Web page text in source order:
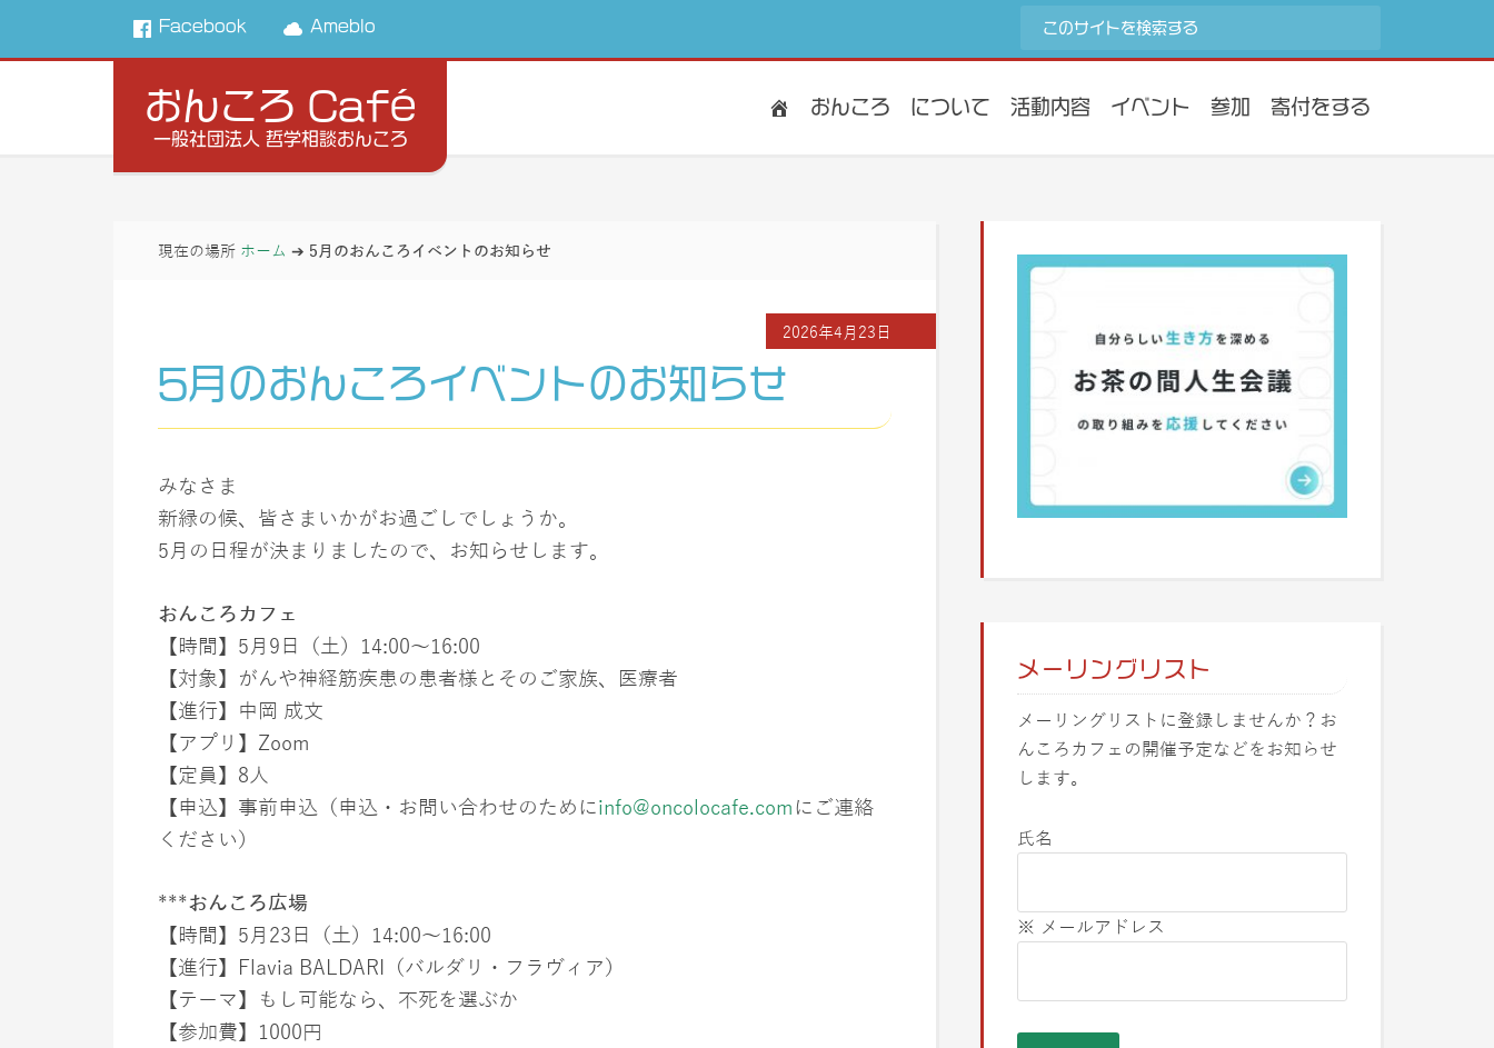
Facebook Ameblo
おんころ Café
一般社団法人 哲学相談おんころ
おんころ について 活動内容 イベント 参加 寄付をする
現在の場所 ホーム ➔ 5月のおんころイベントのお知らせ
2026年4月23日
5月のおんころイベントのお知らせ
みなさま
新緑の候、皆さまいかがお過ごしでしょうか。
5月の日程が決まりましたので、お知らせします。
おんころカフェ
【時間】5月9日（土）14:00〜16:00
【対象】がんや神経筋疾患の患者様とそのご家族、医療者
【進行】中岡 成文
【アプリ】Zoom
【定員】 8人
【申込】 事前申込（申込・お問い合わせのためにinfo@oncolocafe.comにご連絡
ください）
***おんころ広場
【時間】5月23日（土）14:00〜16:00
【進行】Flavia BALDARI（バルダリ・フラヴィア）
【テーマ】もし可能なら、不死を選ぶか
【参加費】1000円
メーリングリスト
メーリングリストに登録しませんか？お
んころカフェの開催予定などをお知らせ
します。
氏名
※ メールアドレス